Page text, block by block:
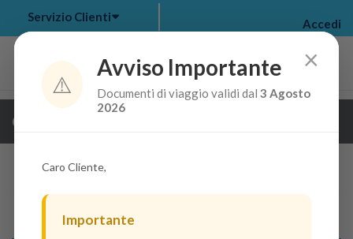
my bookings >
Servizio Clienti Accedi
Guarda i dettagli della crociera
×
⚠️
Avviso Importante
Documenti di viaggio validi dal3 Agosto
2026
Caro Cliente,
Importante